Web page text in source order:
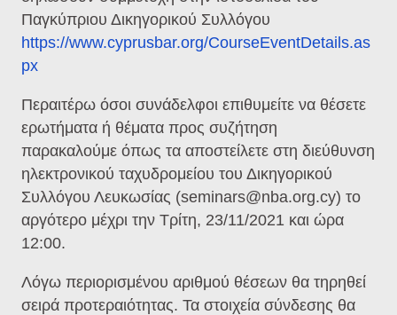
Παγκύπριου Δικηγορικού Συλλόγου
https://www.cyprusbar.org/CourseEventDetails.as
px
Περαιτέρω όσοι συνάδελφοι επιθυμείτε να θέσετε
ερωτήματα ή θέματα προς συζήτηση
παρακαλούμε όπως τα αποστείλετε στη διεύθυνση
ηλεκτρονικού ταχυδρομείου του Δικηγορικού
Συλλόγου Λευκωσίας (seminars@nba.org.cy) το
αργότερο μέχρι την Τρίτη, 23/11/2021 και ώρα
12:00.
Λόγω περιορισμένου αριθμού θέσεων θα τηρηθεί
σειρά προτεραιότητας. Τα στοιχεία σύνδεσης θα